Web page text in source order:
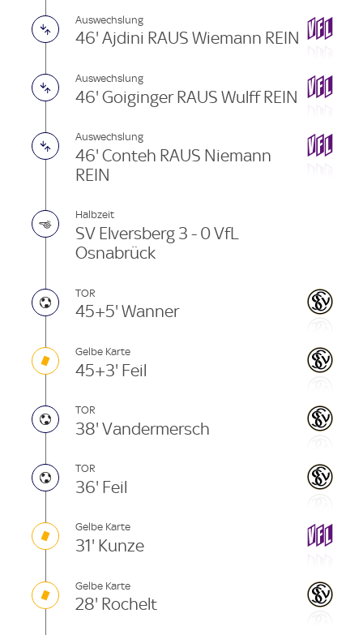
Auswechslung
46' Ajdini RAUS Wiemann REIN
Auswechslung
46' Goiginger RAUS Wulff REIN
Auswechslung
46' Conteh RAUS Niemann
REIN
Halbzeit
SV Elversberg 3 - 0 VfL
Osnabrück
TOR
45+5' Wanner
Gelbe Karte
45+3' Feil
TOR
38' Vandermersch
TOR
36' Feil
Gelbe Karte
31' Kunze
Gelbe Karte
28' Rochelt